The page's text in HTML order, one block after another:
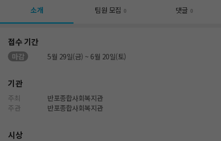
소개 팀원 모집 0 댓글 0
접수 기간
마감 5월 29일(금) ~ 6월 20일(토)
기관
주최
반포종합사회복지관
주관
반포종합사회복지관
시상